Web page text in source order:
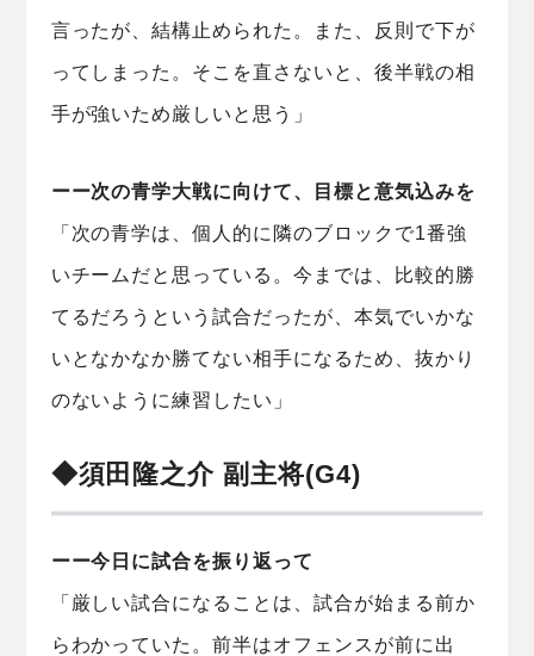
言ったが、結構止められた。また、反則で下が
ってしまった。そこを直さないと、後半戦の相
手が強いため厳しいと思う」
ーー次の青学大戦に向けて、目標と意気込みを
「次の青学は、個人的に隣のブロックで1番強
いチームだと思っている。今までは、比較的勝
てるだろうという試合だったが、本気でいかな
いとなかなか勝てない相手になるため、抜かり
のないように練習したい」
◆須田隆之介 副主将(G4)
ーー今日に試合を振り返って
「厳しい試合になることは、試合が始まる前か
らわかっていた。前半はオフェンスが前に出